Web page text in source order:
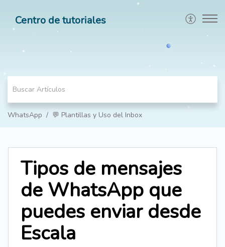
Centro de tutoriales
WhatsApp 💬 Plantillas y Uso del Inbox
Tipos de mensajes
de WhatsApp que
puedes enviar desde
Escala